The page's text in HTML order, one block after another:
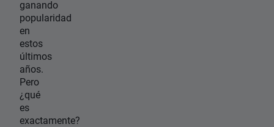
ganando
popularidad
en
estos
últimos
años.
Pero
¿qué
es
exactamente?